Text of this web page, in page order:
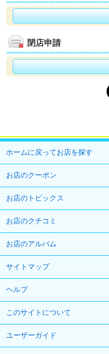
閉店申請
ホームに戻ってお店を探す
お店のクーポン
お店のトピックス
お店のクチコミ
お店のアルバム
サイトマップ
ヘルプ
このサイトについて
ユーザーガイド